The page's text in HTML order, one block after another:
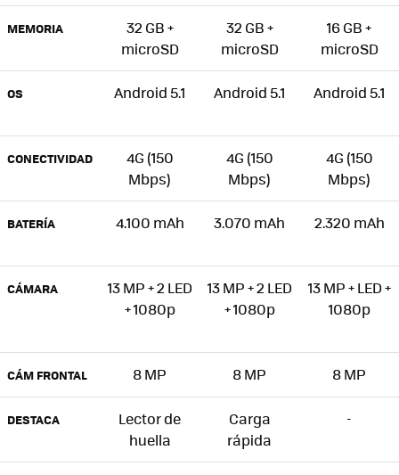
MEMORIA
32 GB +
microSD
32 GB +
microSD
16 GB +
microSD
OS Android 5.1 Android 5.1 Android 5.1
CONECTIVIDAD
4G (150
Mbps)
4G (150
Mbps)
4G (150
Mbps)
BATERÍA 4.100 mAh 3.070 mAh 2.320 mAh
CÁMARA
13 MP + 2 LED
+ 1080p
13 MP + 2 LED
+ 1080p
13 MP + LED +
1080p
CÁM FRONTAL 8 MP 8 MP 8 MP
DESTACA
Lector de
huella
Carga
rápida
-